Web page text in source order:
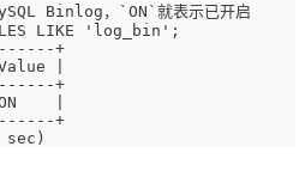
Binlog，`ON`就表示已开启
LIKE 'log_bin';
+
|
+
|
+